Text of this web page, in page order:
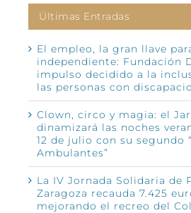
Últimas Entradas
El empleo, la gran llave
independiente: Fundación
impulso decidido a la
las personas con
Clown, circo y magia: el
dinamizará las noches
12 de julio con su segundo
Ambulantes”
La IV Jornada Solidaria de
Zaragoza recauda 7.425
mejorando el recreo del